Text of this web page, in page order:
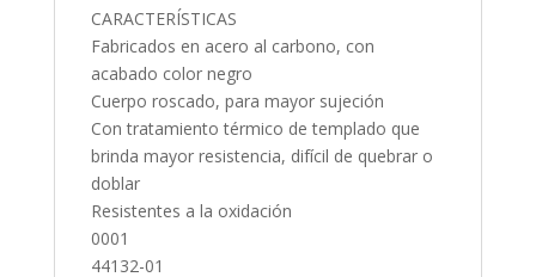
CARACTERÍSTICAS
Fabricados en acero al carbono, con
acabado color negro
Cuerpo roscado, para mayor sujeción
Con tratamiento térmico de templado que
brinda mayor resistencia, difícil de quebrar o
doblar
Resistentes a la oxidación
0001
44132-01